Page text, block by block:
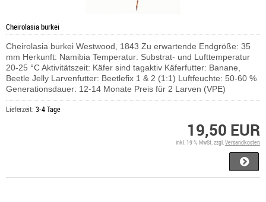
Cheirolasia burkei
Cheirolasia burkei Westwood, 1843 Zu erwartende Endgröße: 35
mm Herkunft: Namibia Temperatur: Substrat- und Lufttemperatur
20-25 °C Aktivitätszeit: Käfer sind tagaktiv Käferfutter: Banane,
Beetle Jelly Larvenfutter: Beetlefix 1 & 2 (1:1) Luftfeuchte: 50-60 %
Generationsdauer: 12-14 Monate Preis für 2 Larven (VPE)
Lieferzeit: 3-4 Tage
19,50 EUR
inkl. 19 % MwSt. zzgl. Versandkosten